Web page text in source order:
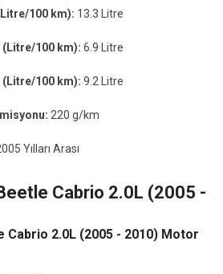
100 km): 13.3 Litre
(Litre/100 km): 6.9 Litre
(Litre/100 km): 9.2 Litre
220 g/km
Yılları Arası
Cabrio 2.0L (2005 -
Cabrio 2.0L (2005 - 2010) Motor